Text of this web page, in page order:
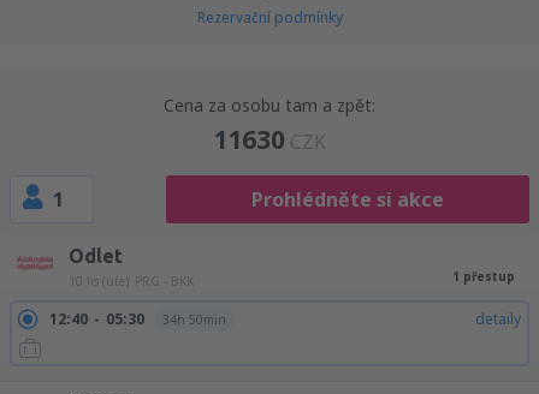
Rezervační podmínky
Cena za osobu tam a zpět:
11630 CZK
1 Prohlédněte si akce
Odlet
10 lis (úte) PRG - BKK 1 přestup
12:40 05:30 34h 50min detaily